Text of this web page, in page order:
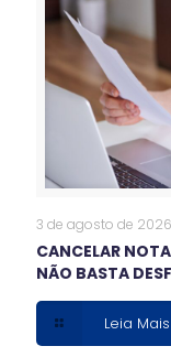
3 de agosto de 2026
CANCELAR
NÃO BASTA
Leia Mais